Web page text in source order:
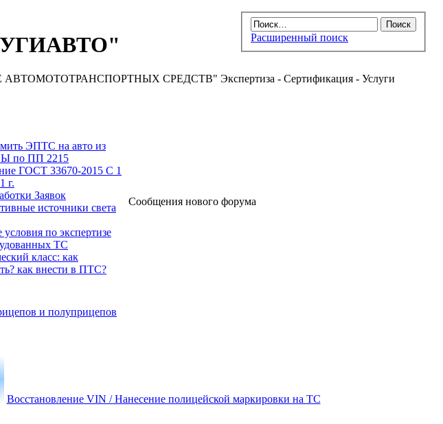
Расширенный поиск
СРЕДСТВ" Экспертиза - Сертификация - Услуги
ЭПТС на авто из
по ПП 2215
ГОСТ 33670-2015 С 1
г.
Заявок
источники света
по экспертизе
ТС
класс: как
как внести в ПТС?
Сообщения нового форума
и полуприцепов
Восстановление VIN / Нанесение полицейской маркировки на ТС